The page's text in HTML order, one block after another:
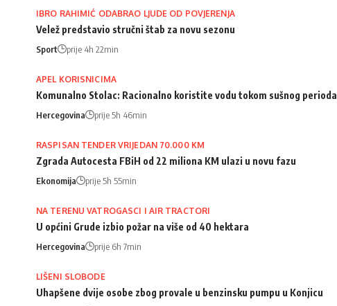
IBRO RAHIMIĆ ODABRAO LJUDE OD POVJERENJA
Velež predstavio stručni štab za novu sezonu
Sport prije 4h 22min
APEL KORISNICIMA
Komunalno Stolac: Racionalno koristite vodu tokom sušnog perioda
Hercegovina prije 5h 46min
RASPISAN TENDER VRIJEDAN 70.000 KM
Zgrada Autocesta FBiH od 22 miliona KM ulazi u novu fazu
Ekonomija prije 5h 55min
NA TERENU VATROGASCI I AIR TRACTORI
U općini Grude izbio požar na više od 40 hektara
Hercegovina prije 6h 7min
LIŠENI SLOBODE
Uhapšene dvije osobe zbog provale u benzinsku pumpu u Konjicu